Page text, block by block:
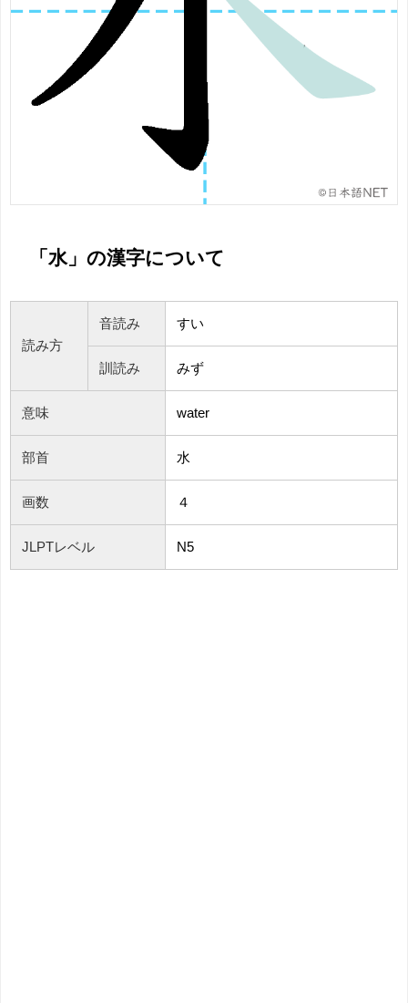
「水」の漢字について
読み方
音読み すい
訓読み みず
意味 water
部首 水
画数 ４
JLPTレベル N5